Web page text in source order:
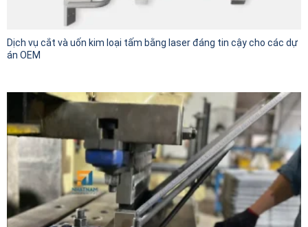
Dịch vụ cắt và uốn kim loại tấm bằng laser đáng tin cậy cho các dự
án OEM